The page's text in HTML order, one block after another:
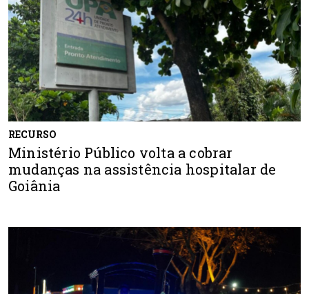
RECURSO
Ministério Público volta a cobrar
mudanças na assistência hospitalar de
Goiânia